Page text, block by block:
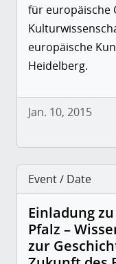
für europäische
europäische
Heidelberg.
Jan. 10, 2015
Event / Date
Einladung
Pfalz –
zur